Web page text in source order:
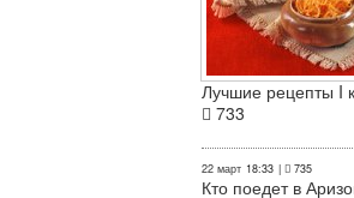
Лучшие рецепты I
733
22 март 18:33 | 735
Кто поедет в